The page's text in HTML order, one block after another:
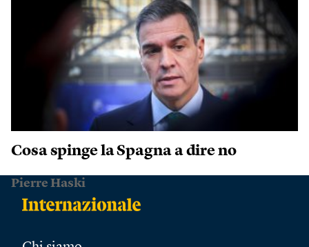
Cosa spinge la Spagna a dire no
Pierre Haski